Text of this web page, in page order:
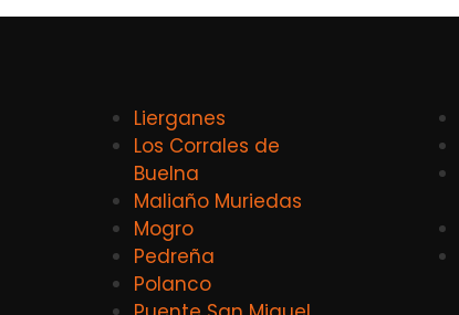
Lierganes
Los Corrales de
Buelna
Maliaño Muriedas
Mogro
Pedreña
Polanco